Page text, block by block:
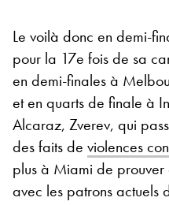
Le voilà donc en demi-
pour la 17e fois de sa
en demi-finales à
et en quarts de finale à
Alcaraz, Zverev, qui
des faits de violences
plus à Miami de prouver
avec les patrons actuels